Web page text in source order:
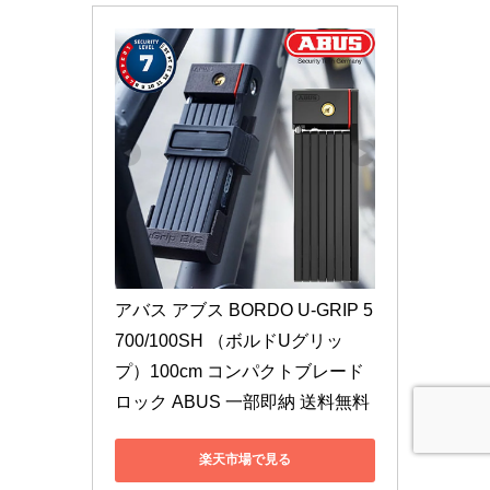
アバス アブス BORDO U-GRIP 5
700/100SH （ボルドUグリッ
プ）100cm コンパクトブレード
ロック ABUS 一部即納 送料無料
楽天市場で見る